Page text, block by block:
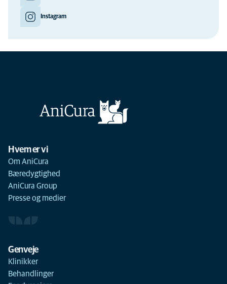
Instagram
Hvem er vi
Om AniCura
Bæredygtighed
AniCura Group
Presse og medier
Genveje
Klinikker
Behandlinger